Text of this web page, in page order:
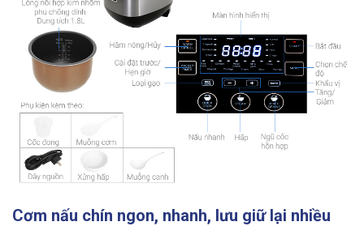
Cơm nấu chín ngon, nhanh, lưu giữ lại nhiều